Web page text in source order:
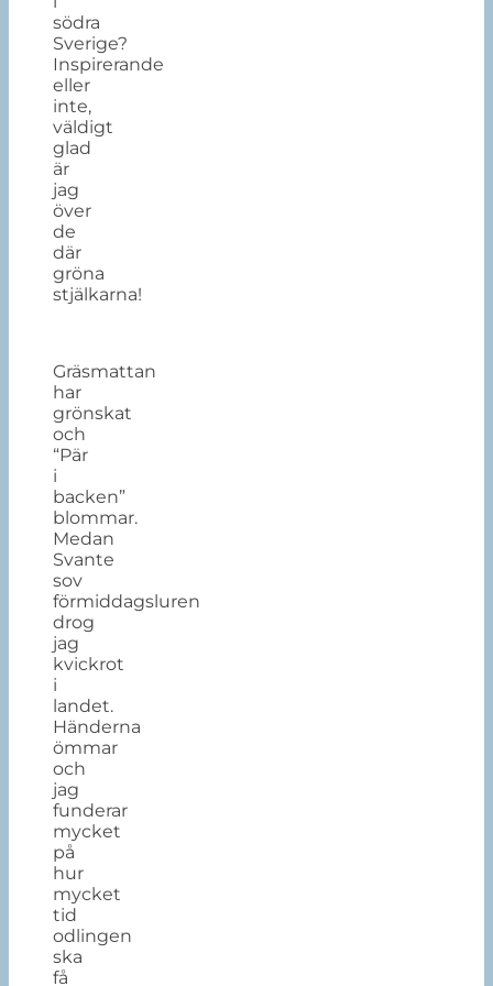
södra
Sverige?
Inspirerande
eller
inte,
väldigt
glad
är
jag
över
de
där
gröna
stjälkarna!
Gräsmattan
har
grönskat
och
“Pär
i
backen”
blommar.
Medan
Svante
sov
förmiddagsluren
drog
jag
kvickrot
i
landet.
Händerna
ömmar
och
jag
funderar
mycket
på
hur
mycket
tid
odlingen
ska
få